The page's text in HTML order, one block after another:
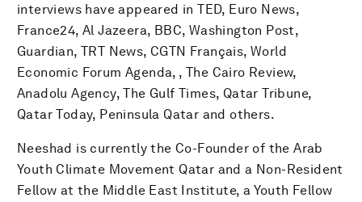
interviews have appeared in TED, Euro News,
France24, Al Jazeera, BBC, Washington Post,
Guardian, TRT News, CGTN Français, World
Economic Forum Agenda, , The Cairo Review,
Anadolu Agency, The Gulf Times, Qatar Tribune,
Qatar Today, Peninsula Qatar and others.
Neeshad is currently the Co-Founder of the Arab
Youth Climate Movement Qatar and a Non-Resident
Fellow at the Middle East Institute, a Youth Fellow